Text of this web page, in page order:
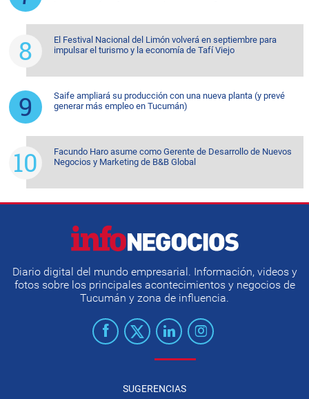
El Festival Nacional del Limón volverá en septiembre para
impulsar el turismo y la economía de Tafí Viejo
Saife ampliará su producción con una nueva planta (y prevé
generar más empleo en Tucumán)
Facundo Haro asume como Gerente de Desarrollo de Nuevos
Negocios y Marketing de B&B Global
Diario digital del mundo empresarial. Información, videos y
fotos sobre los principales acontecimientos y negocios de
Tucumán y zona de influencia.
SUGERENCIAS